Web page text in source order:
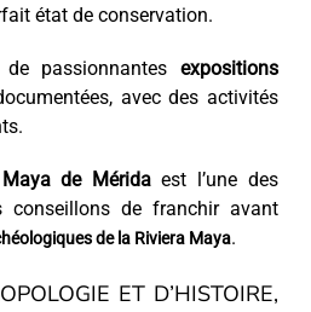
état de conservation.
de passionnantes expositions
avec des activités
de Méridaest l’une des
conseillons de franchir avant
de la Riviera Maya.
ET D’HISTOIRE,